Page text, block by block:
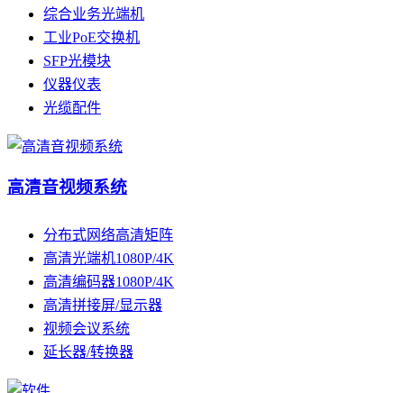
综合业务光端机
工业PoE交换机
SFP光模块
仪器仪表
光缆配件
高清音视频系统
分布式网络高清矩阵
高清光端机1080P/4K
高清编码器1080P/4K
高清拼接屏/显示器
视频会议系统
延长器/转换器